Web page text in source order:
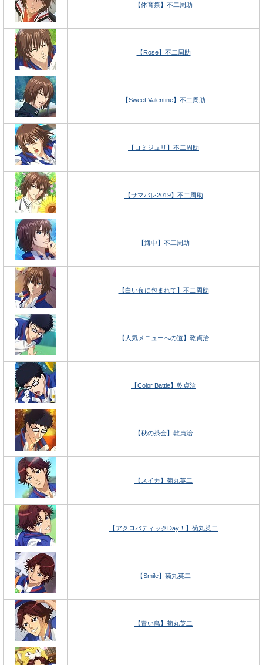
【体育祭】不二周助
【Rose】不二周助
【Sweet Valentine】不二周助
【ロミジュリ】不二周助
【サマバレ2019】不二周助
【海中】不二周助
【白い夜に包まれて】不二周助
【人気メニューへの道】乾貞治
【Color Battle】乾貞治
【秋の茶会】乾貞治
【スイカ】菊丸英二
【アクロバティックDay！】菊丸英二
【Smile】菊丸英二
【青い鳥】菊丸英二